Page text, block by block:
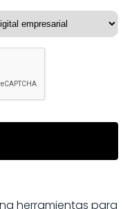
herramientas para